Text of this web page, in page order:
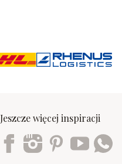
Jeszcze więcej inspiracji